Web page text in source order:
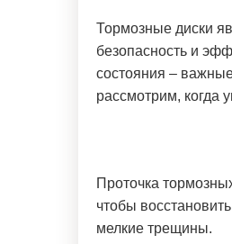
Тормозные диски
безопасность и
состояния –
рассмотрим, когда
Проточка
чтобы
мелкие трещины.